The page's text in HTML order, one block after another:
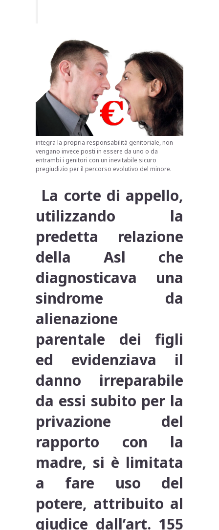
integra la propria responsabilità genitoriale, non
vengano invece posti in essere da uno o da
entrambi i genitori con un inevitabile sicuro
pregiudizio per il percorso evolutivo del minore.
La corte di appello,
utilizzando la
predetta relazione
della Asl che
diagnosticava una
sindrome da
alienazione
parentale dei figli
ed evidenziava il
danno irreparabile
da essi subito per la
privazione del
rapporto con la
madre, si è limitata
a fare uso del
potere, attribuito al
giudice dall’art. 155